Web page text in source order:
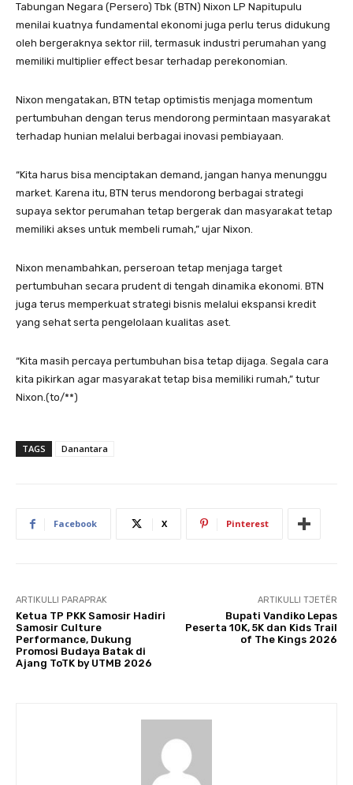
Tabungan Negara (Persero) Tbk (BTN) Nixon LP Napitupulu
menilai kuatnya fundamental ekonomi juga perlu terus didukung
oleh bergeraknya sektor riil, termasuk industri perumahan yang
memiliki multiplier effect besar terhadap perekonomian.
Nixon mengatakan, BTN tetap optimistis menjaga momentum
pertumbuhan dengan terus mendorong permintaan masyarakat
terhadap hunian melalui berbagai inovasi pembiayaan.
“Kita harus bisa menciptakan demand, jangan hanya menunggu
market. Karena itu, BTN terus mendorong berbagai strategi
supaya sektor perumahan tetap bergerak dan masyarakat tetap
memiliki akses untuk membeli rumah,” ujar Nixon.
Nixon menambahkan, perseroan tetap menjaga target
pertumbuhan secara prudent di tengah dinamika ekonomi. BTN
juga terus memperkuat strategi bisnis melalui ekspansi kredit
yang sehat serta pengelolaan kualitas aset.
“Kita masih percaya pertumbuhan bisa tetap dijaga. Segala cara
kita pikirkan agar masyarakat tetap bisa memiliki rumah,” tutur
Nixon.(to/**)
TAGS Danantara
Facebook X Pinterest
ARTIKULLI PARAPRAK
Ketua TP PKK Samosir Hadiri
Samosir Culture
Performance, Dukung
Promosi Budaya Batak di
Ajang ToTK by UTMB 2026
ARTIKULLI TJETËR
Bupati Vandiko Lepas
Peserta 10K, 5K dan Kids Trail
of The Kings 2026